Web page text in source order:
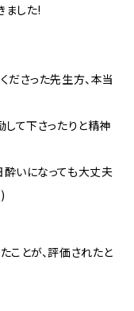
ました!
ださった先生方、本当
して下さったりと精神
いになっても大丈夫
ことが、評価されたと